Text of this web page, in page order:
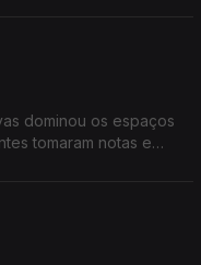
dominou os espaços
tomaram notas e